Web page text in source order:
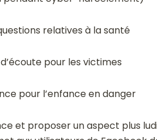
relatives à la santé
pour les victimes
pour l’enfance en danger
et proposer un aspect plus